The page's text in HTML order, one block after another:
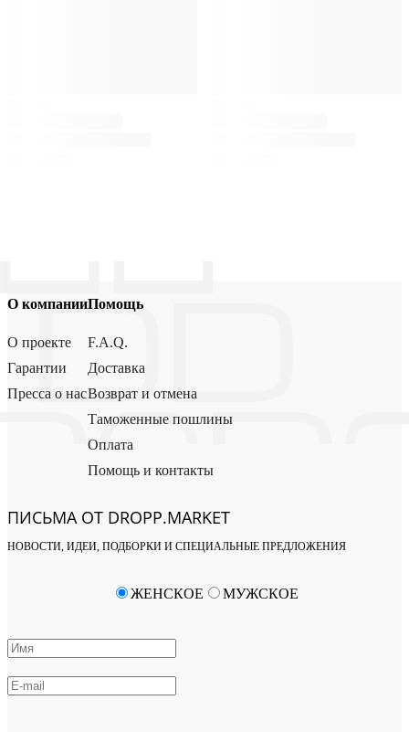
О компании
О проекте
Гарантии
Пресса о нас
Помощь
F.A.Q.
Доставка
Возврат и отмена
Таможенные пошлины
Оплата
Помощь и контакты
ПИСЬМА ОТ DROPP.MARKET
НОВОСТИ, ИДЕИ, ПОДБОРКИ И СПЕЦИАЛЬНЫЕ ПРЕДЛОЖЕНИЯ
ЖЕНСКОЕ МУЖСКОЕ